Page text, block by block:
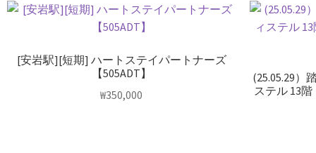
[安岩駅][短期] ハートステイパートナーズ
【505ADT】
₩350,000
(25.05.29）
ステル 13階